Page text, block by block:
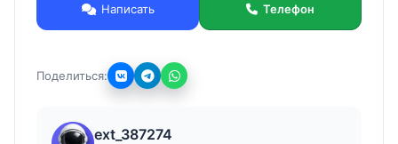
Без торга.
Написать Телефон
Поделиться:
ext_387274